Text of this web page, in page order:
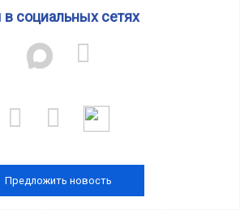
социальных сетях
Предложить новость